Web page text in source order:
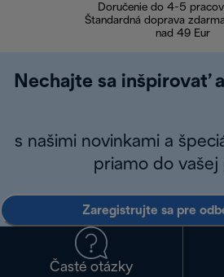
Doručenie do 4-5
Štandardná doprava
nad 49 Eur
Nechajte sa inšpirovať
s našimi novinkami a
priamo do vašej
Zaregistrujte sa pre
Časté otázky